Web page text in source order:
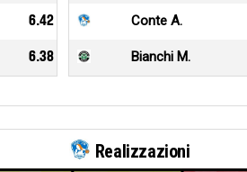
6.42
6.38
Conte A.
Bianchi M.
Realizzazioni